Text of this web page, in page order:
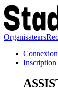
Organisateurs
Connexion
Inscription